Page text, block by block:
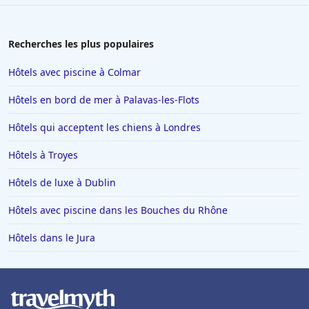
Hôtels à La Tranche-sur-Mer
Hôtels à Conques
Hôtels à Trebeurden
Hôtels en Vendée
Hôtels à Napoli
Hôtels dans l'Oise
Recherches les plus populaires
Hôtels avec piscine à Colmar
Hôtels en bord de mer à Palavas-les-Flots
Hôtels qui acceptent les chiens à Londres
Hôtels à Troyes
Hôtels de luxe à Dublin
Hôtels avec piscine dans les Bouches du Rhône
Hôtels dans le Jura